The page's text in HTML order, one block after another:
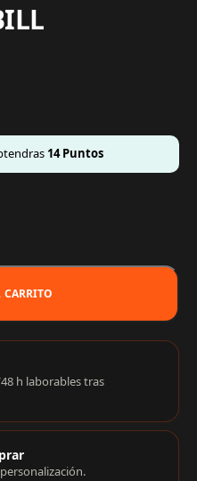
14Puntos
h laborables tras